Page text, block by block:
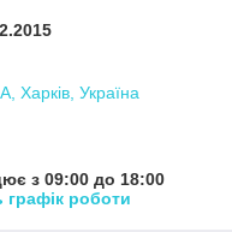
Харків, Україна
з 09:00 до 18:00
графік роботи